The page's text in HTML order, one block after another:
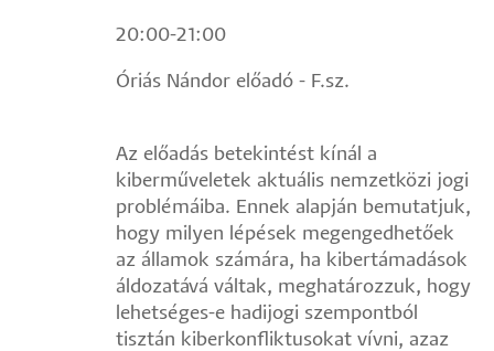
20:00-21:00
Óriás Nándor előadó - F.sz.
Az előadás betekintést kínál a
kiberműveletek aktuális nemzetközi jogi
problémáiba. Ennek alapján bemutatjuk,
hogy milyen lépések megengedhetőek
az államok számára, ha kibertámadások
áldozatává váltak, meghatározzuk, hogy
lehetséges-e hadijogi szempontból
tisztán kiberkonfliktusokat vívni, azaz